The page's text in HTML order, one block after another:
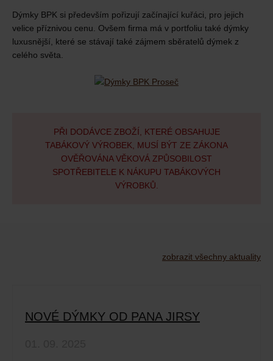
Dýmky BPK si především pořizují začínající kuřáci, pro jejich
velice příznivou cenu. Ovšem firma má v portfoliu také dýmky
luxusnější, které se stávají také zájmem sběratelů dýmek z
celého světa.
PŘI DODÁVCE ZBOŽÍ, KTERÉ OBSAHUJE
TABÁKOVÝ VÝROBEK, MUSÍ BÝT ZE ZÁKONA
OVĚŘOVÁNA VĚKOVÁ ZPŮSOBILOST
SPOTŘEBITELE K NÁKUPU TABÁKOVÝCH
VÝROBKŮ.
zobrazit všechny aktuality
NOVÉ DÝMKY OD PANA JIRSY